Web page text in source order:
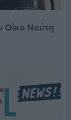
Οίκο Ναύτη